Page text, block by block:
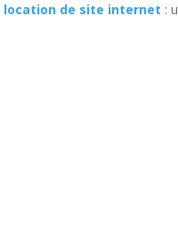
location de site internet :